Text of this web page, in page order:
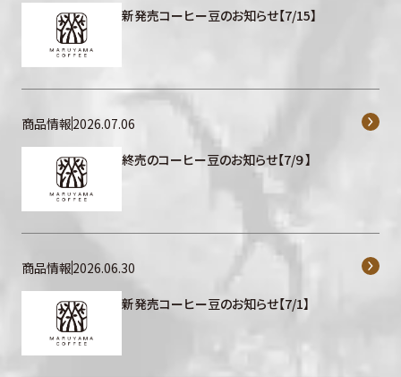
新発売コーヒー豆のお知らせ【7/15】
商品情報2026.07.06
終売のコーヒー豆のお知らせ【7/９】
商品情報2026.06.30
新発売コーヒー豆のお知らせ【7/1】